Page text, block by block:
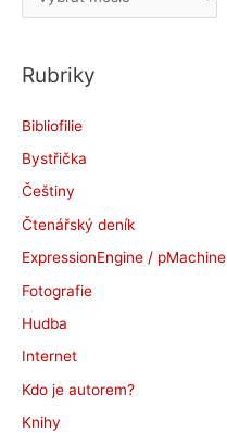
r
h
v
y
Rubriky
Bibliofilie
Bystřička
Češtiny
Čtenářský deník
ExpressionEngine / pMachine
Fotografie
Hudba
Internet
Kdo je autorem?
Knihy